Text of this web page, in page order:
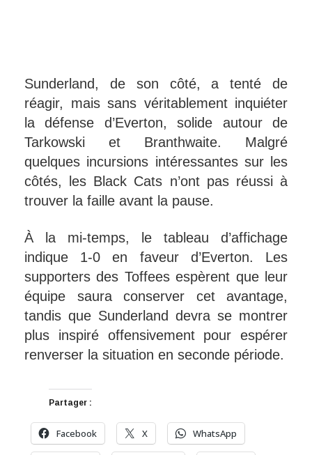
Sunderland, de son côté, a tenté de
réagir, mais sans véritablement inquiéter
la défense d’Everton, solide autour de
Tarkowski et Branthwaite. Malgré
quelques incursions intéressantes sur les
côtés, les Black Cats n’ont pas réussi à
trouver la faille avant la pause.
À la mi-temps, le tableau d’affichage
indique 1-0 en faveur d’Everton. Les
supporters des Toffees espèrent que leur
équipe saura conserver cet avantage,
tandis que Sunderland devra se montrer
plus inspiré offensivement pour espérer
renverser la situation en seconde période.
Partager :
Facebook X WhatsApp